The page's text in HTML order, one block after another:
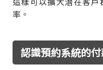
率。
認識預約系統的